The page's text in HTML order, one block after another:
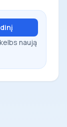
naują